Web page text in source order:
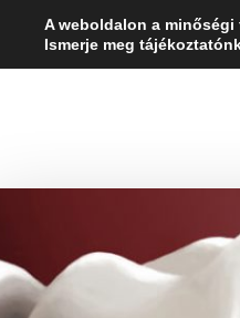
Fogorvos válaszol
A weboldalon a
Ismerje meg